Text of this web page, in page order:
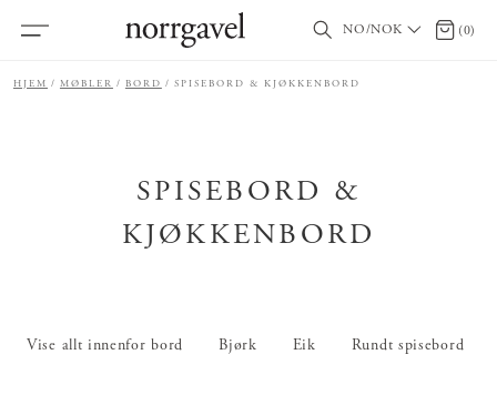
NO/NOK 0 (0)
HJEM MØBLER BORD SPISEBORD & KJØKKENBORD
SPISEBORD &
KJØKKENBORD
Vise allt innenfor bord Bjørk Eik Rundt spisebord